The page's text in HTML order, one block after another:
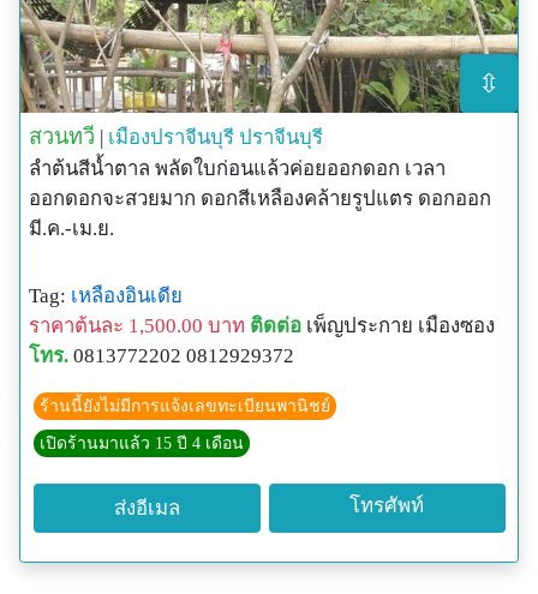
⇳
สวนทวี เมืองปราจีนบุรี ปราจีนบุรี
ลำต้นสีน้ำตาล พลัดใบก่อนแล้วค่อยออกดอก เวลา
ออกดอกจะสวยมาก ดอกสีเหลืองคล้ายรูปแตร ดอกออก
มี.ค.-เม.ย.
Tag: เหลืองอินเดีย
ราคาต้นละ 1,500.00 บาท ติดต่อ เพ็ญประกาย เมืองซอง
โทร. 0813772202 0812929372
ร้านนี้ยังไม่มีการแจ้งเลขทะเบียนพานิชย์
เปิดร้านมาแล้ว 15 ปี 4 เดือน
ส่งอีเมล โทรศัพท์